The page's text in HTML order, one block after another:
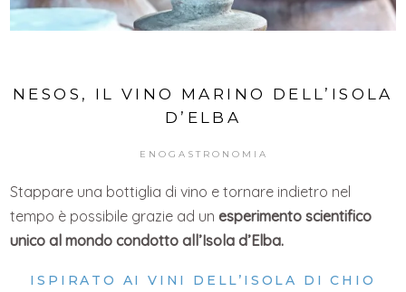
NESOS, IL VINO MARINO DELL’ISOLA
D’ELBA
ENOGASTRONOMIA
Stappare una bottiglia di vino e tornare indietro nel
tempo è possibile grazie ad unesperimento scientifico
unico al mondo condotto all’Isola d’Elba.
ISPIRATO AI VINI DELL’ISOLA DI CHIO